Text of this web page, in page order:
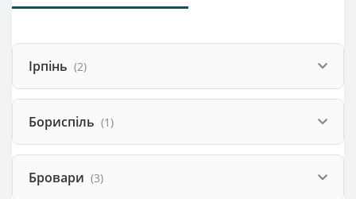
Ірпінь (2)
Бориспіль (1)
Бровари (3)